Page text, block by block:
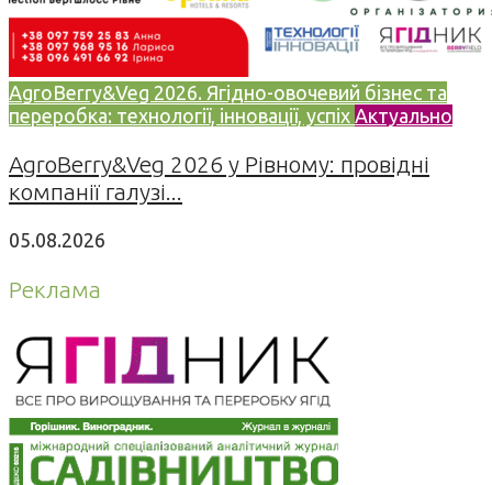
AgroBerry&Veg 2026. Ягідно-овочевий бізнес та
переробка: технології, інновації, успіх Актуально
AgroBerry&Veg 2026 у Рівному: провідні
компанії галузі...
05.08.2026
Реклама